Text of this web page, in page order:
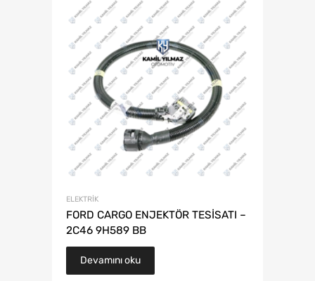
ELEKTRIK
FORD CARGO ENJEKTÖR TESİSATI –
2C46 9H589 BB
Devamını oku